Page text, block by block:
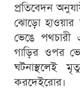
প্রতিবেদন
ঝোড়ো হাওয়ার
ভেঙে পথচারী
গাড়ির ওপর
ঘটনাস্থলেই
করদেইরোর।